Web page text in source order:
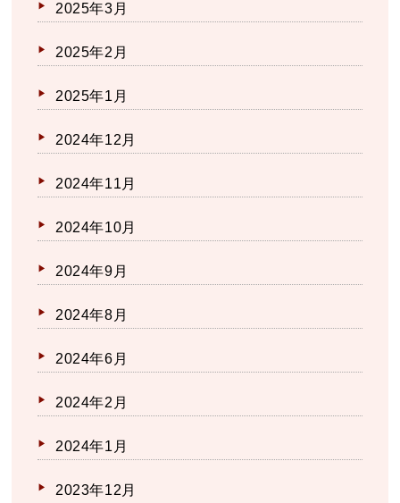
2025年3月
2025年2月
2025年1月
2024年12月
2024年11月
2024年10月
2024年9月
2024年8月
2024年6月
2024年2月
2024年1月
2023年12月